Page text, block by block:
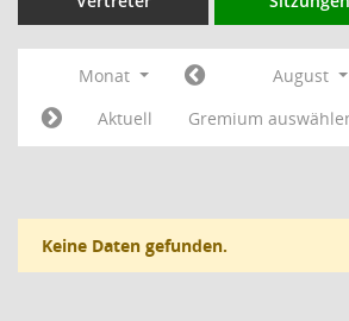
Monat August
Aktuell
Gremium
Keine Daten gefunden.